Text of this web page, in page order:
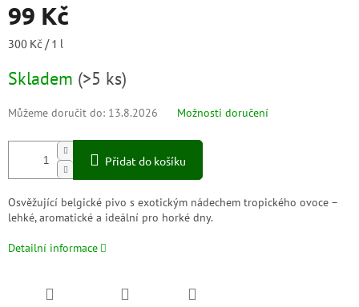
99 Kč
Měrná
300 Kč / 1 l
Skladem (>5 ks)
Můžeme doručit do: 13.8.2026 Možnosti doručení
Přidat do košíku
Osvěžující belgické pivo s exotickým nádechem tropického ovoce –
lehké, aromatické a ideální pro horké dny.
Detailní informace